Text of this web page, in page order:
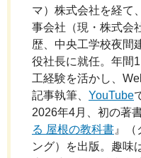
マ）株式会社を経て
事会社（現・株式会
歴、中央工学校夜間
役社長に就任。年間
工経験を活かし、
記事執筆、 YouTube
2026年4月、初の著
る 屋根の教科書 』
ング）を出版。趣味